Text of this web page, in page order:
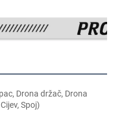
Drona držač, Drona
Spoj)